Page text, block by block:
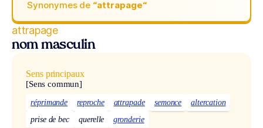
Synonymes de “attrapage“
attrapage
nom masculin
Sens principaux
[Sens commun]
réprimande reproche attrapade semonce
altercation
prise de bec
querelle gronderie